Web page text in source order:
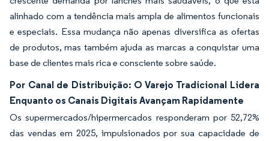
alinhado com a tendência mais ampla de alimentos funcionais
e especiais. Essa mudança não apenas diversifica as ofertas
de produtos, mas também ajuda as marcas a conquistar uma
base de clientes mais rica e consciente sobre saúde.
Por Canal de Distribuição: O Varejo Tradicional Lidera
Enquanto os Canais Digitais Avançam Rapidamente
Os supermercados/hipermercados responderam por 52,72%
das vendas em 2025, impulsionados por sua capacidade de